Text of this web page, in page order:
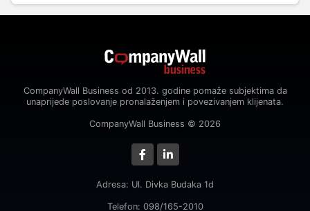
CompanyWall Business od 2013. godine pomaže subjektima da
unaprijede poslovanje pronalaženjem i povezivanjem klijenata.
CompanyWall Business © 2026
Adresa: Ul. Divka Budaka 1d
Telefon: 098/165-2010